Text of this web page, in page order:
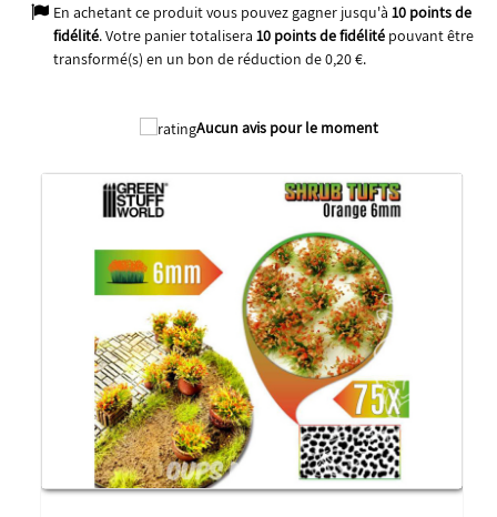
En achetant ce produit vous pouvez gagner jusqu'à 10points de
fidélité. Votre panier totalisera 10points de fidélitépouvant être
transformé(s) en un bon de réduction de0,20 €.
Aucun avis pour le moment
2025